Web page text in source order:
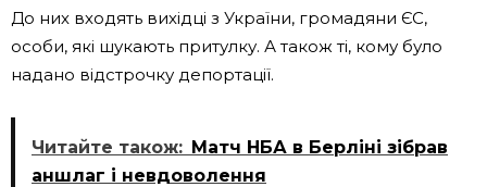
До них входять вихідці з України, громадяни ЄС,
особи, які шукають притулку. А також ті, кому було
надано відстрочку депортації.
Читайте також: Матч НБА в Берліні зібрав
аншлаг і невдоволення